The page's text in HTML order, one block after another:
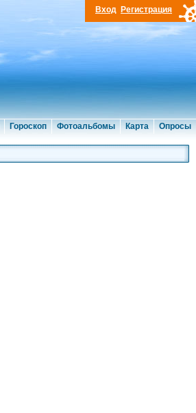
Гороскоп Фотоальбомы Карта Опросы
Вход Регистрация